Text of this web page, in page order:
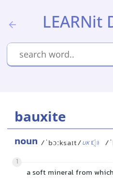
LEARNit
bauxite
noun /ˈbɔːksaɪt/UK /
1
a soft mineral from